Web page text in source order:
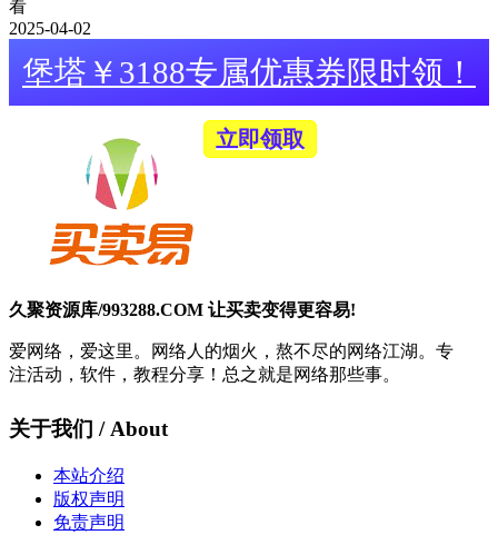
看
2025-04-02
堡塔￥3188专属优惠券限时领！
立即领取
久聚资源库/993288.COM 让买卖变得更容易!
爱网络，爱这里。网络人的烟火，熬不尽的网络江湖。专
注活动，软件，教程分享！总之就是网络那些事。
关于我们 / About
本站介绍
版权声明
免责声明